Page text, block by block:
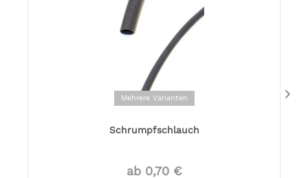
Mehrere Varianten
Schrumpfschlauch
ab 0,70 €